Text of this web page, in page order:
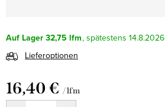
Auf Lager 32,75 lfm 14.8.2026
Lieferoptionen
16,40 € / lfm